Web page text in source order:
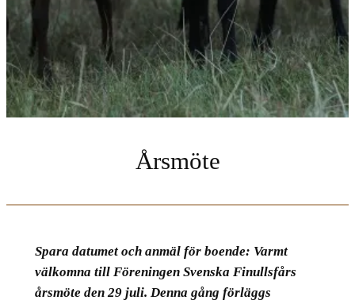
Årsmöte
Spara datumet och anmäl för boende: Varmt
välkomna till Föreningen Svenska Finullsfårs
årsmöte den 29 juli. Denna gång förläggs